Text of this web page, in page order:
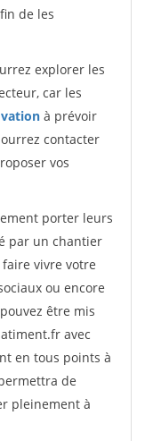
de les
explorer les
car les
à prévoir
contacter
vos
porter leurs
par un chantier
vivre votre
ou encore
être mis
avec
en tous points à
de
pleinement à